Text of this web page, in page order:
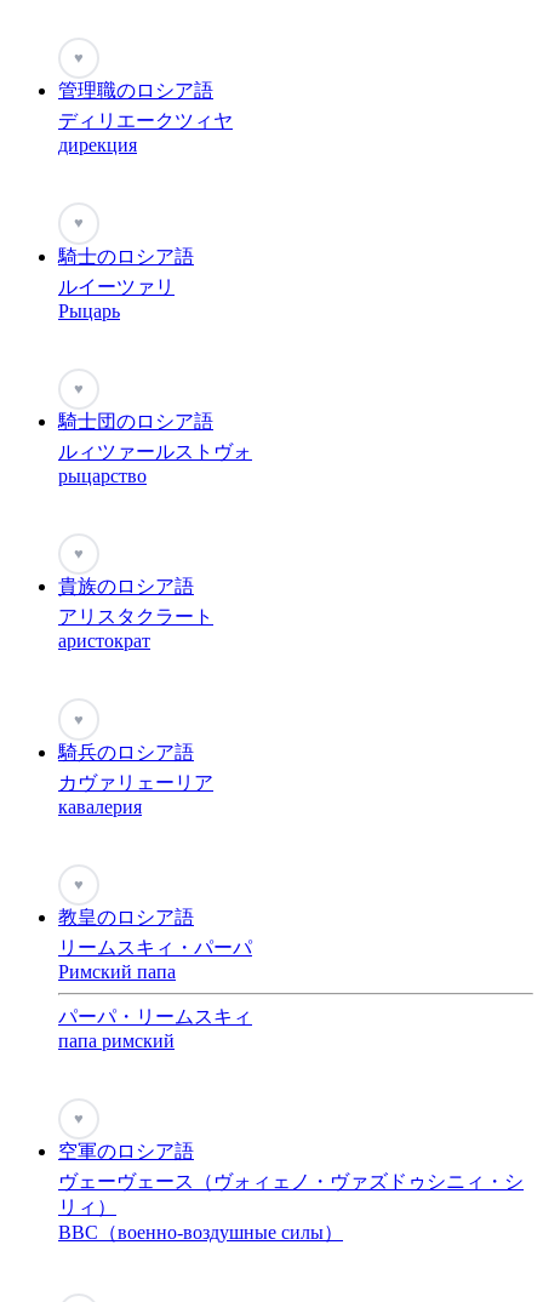
♥
管理職のロシア語
ディリエークツィヤ
дирекция
♥
騎士のロシア語
ルイーツァリ
Рыцарь
♥
騎士団のロシア語
ルィツァールストヴォ
рыцарство
♥
貴族のロシア語
アリスタクラート
аристократ
♥
騎兵のロシア語
カヴァリェーリア
кавалерия
♥
教皇のロシア語
リームスキィ・パーパ
Римский папа
パーパ・リームスキィ
папа римский
♥
空軍のロシア語
ヴェーヴェース（ヴォィェノ・ヴァズドゥシニィ・シ
リィ）
BBC（военно-воздушные силы）